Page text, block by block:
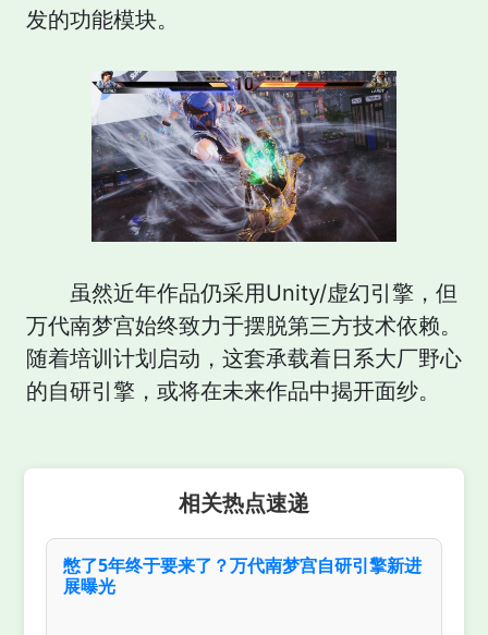
发的功能模块。
虽然近年作品仍采用Unity/虚幻引擎，但
万代南梦宫始终致力于摆脱第三方技术依赖。
随着培训计划启动，这套承载着日系大厂野心
的自研引擎，或将在未来作品中揭开面纱。
相关热点速递
憋了5年终于要来了？万代南梦宫自研引擎新进
展曝光